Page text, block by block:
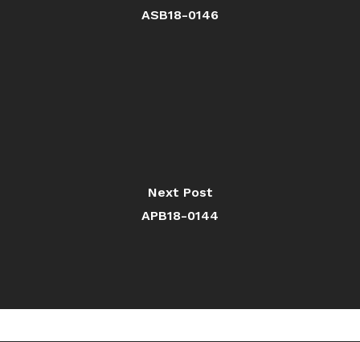
ASB18-0146
Next Post
APB18-0144